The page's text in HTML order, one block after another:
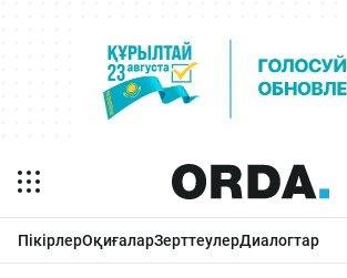
ПікірлерОқиғаларЗерттеулерДиалогтар